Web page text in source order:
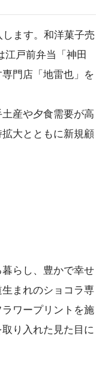
ます。和洋菓子売
江戸前弁当「神田
門店「地雷也」を
産や夕食需要が高
大とともに新規顧
らし、豊かで幸せ
まれのショコラ専
ワープリントを施
り入れた見た目に